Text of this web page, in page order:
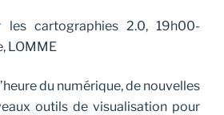
les cartographies 2.0, 19h00-
LOMME
du numérique, de nouvelles
outils de visualisation pour